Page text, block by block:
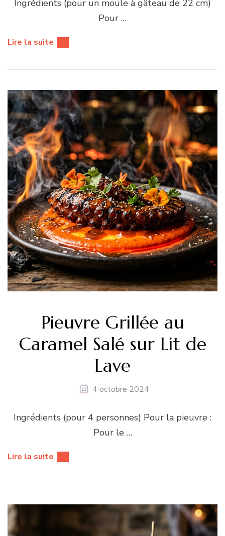
Ingrédients (pour un moule à gâteau de 22 cm)
Pour …
Lire la suite
Pieuvre Grillée au
Caramel Salé sur Lit de
Lave
4 octobre 2024
Ingrédients (pour 4 personnes) Pour la pieuvre :
Pour le …
Lire la suite